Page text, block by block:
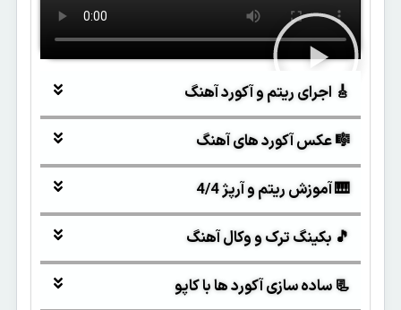
🎸 اجرای ریتم و آکورد آهنگ
🎼 عکس آکورد های آهنگ
🎹 آموزش ریتم و آرپژ 4/4
🎵 بکینگ ترک و وکال آهنگ
📃 ساده سازی آکورد ها با کاپو